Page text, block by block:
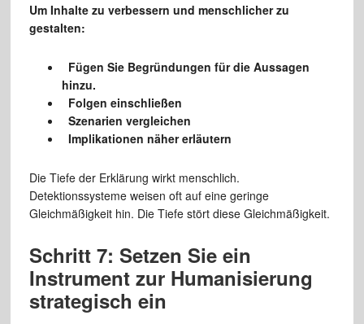
Um Inhalte zu verbessern und menschlicher zu
gestalten:
Fügen Sie Begründungen für die Aussagen
hinzu.
Folgen einschließen
Szenarien vergleichen
Implikationen näher erläutern
Die Tiefe der Erklärung wirkt menschlich.
Detektionssysteme weisen oft auf eine geringe
Gleichmäßigkeit hin. Die Tiefe stört diese Gleichmäßigkeit.
Schritt 7: Setzen Sie ein
Instrument zur Humanisierung
strategisch ein